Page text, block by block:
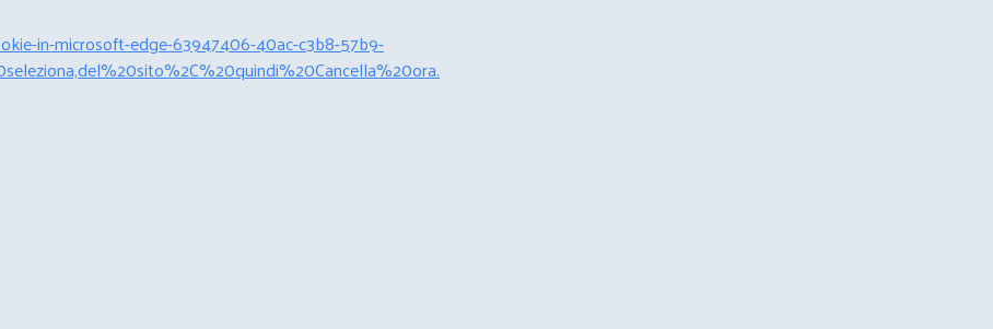
in-microsoft-edge-63947406-40ac-c3b8-57b9-